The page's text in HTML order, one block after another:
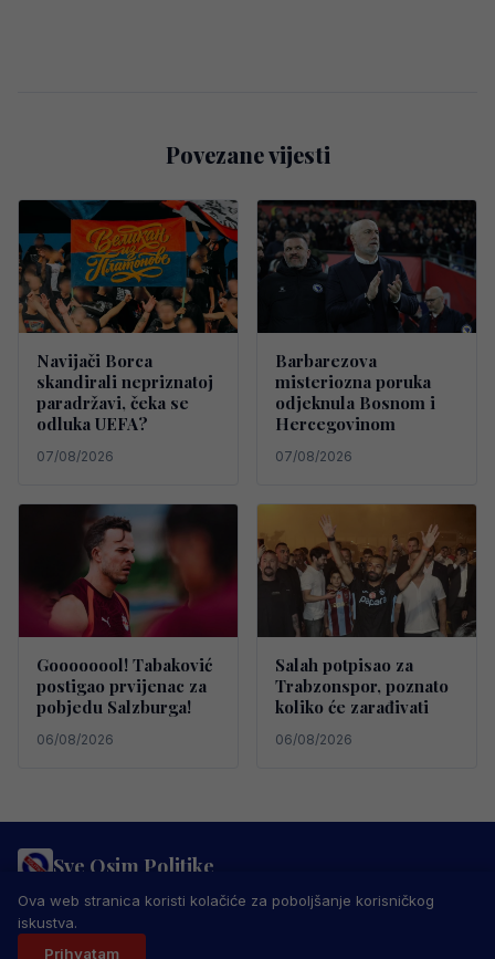
Povezane vijesti
Navijači Borca
skandirali nepriznatoj
paradržavi, čeka se
odluka UEFA?
07/08/2026
Barbarezova
misteriozna poruka
odjeknula Bosnom i
Hercegovinom
07/08/2026
Goooooool! Tabaković
postigao prvijenac za
pobjedu Salzburga!
06/08/2026
Salah potpisao za
Trabzonspor, poznato
koliko će zarađivati
06/08/2026
Sve Osim Politike
PRAVILA PRIVATNOSTI MARKETING
USLOVI KORIŠTENJA
IMPRESSUM
© 2026 Sve Osim Politike. Sva prava zadržana.
Ova web stranica koristi kolačiće za poboljšanje korisničkog
iskustva.
Prihvatam